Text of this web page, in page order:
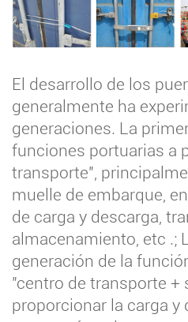
El desarrollo de los
generalmente ha
generaciones. La
funciones portuarias a
transporte",
muelle de embarque,
de carga y descarga,
almacenamiento, etc .;
generación de la
"centro de transporte +
proporcionar la carga y